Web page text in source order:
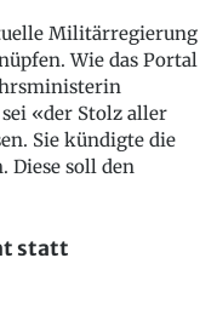
Militärregierung
Wie das Portal
«der Stolz aller
Sie kündigte die
Diese soll den
statt